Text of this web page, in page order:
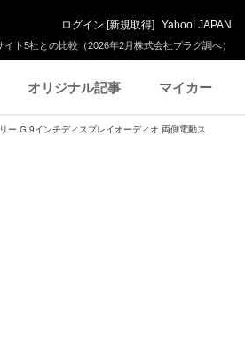
ト5社との比較（2026年2月株式会社プラグ調べ）
ログイン [新規取得] Yahoo! JAPAN
オリジナル記事 マイカー
ー G 9インチディスプレイオーディオ 両側電動ス